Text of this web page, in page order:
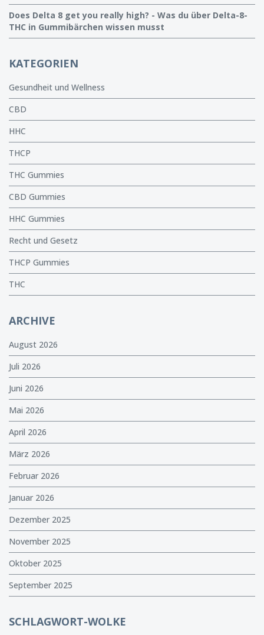
Does Delta 8 get you really high? - Was du über Delta-8-
THC in Gummibärchen wissen musst
KATEGORIEN
Gesundheit und Wellness
CBD
HHC
THCP
THC Gummies
CBD Gummies
HHC Gummies
Recht und Gesetz
THCP Gummies
THC
ARCHIVE
August 2026
Juli 2026
Juni 2026
Mai 2026
April 2026
März 2026
Februar 2026
Januar 2026
Dezember 2025
November 2025
Oktober 2025
September 2025
SCHLAGWORT-WOLKE